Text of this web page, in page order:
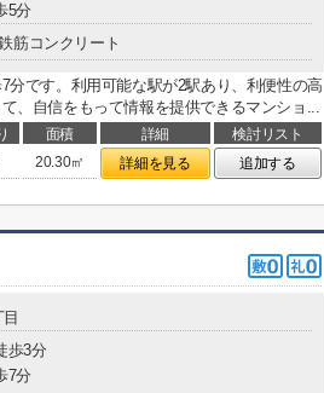
5分
筋コンクリート
分です。利用可能な駅が2駅あり、利便性の高
、自信をもって情報を提供できるマンショ...
面積 詳細
検討リスト
20.30㎡ 詳細を見る 追加する
目
歩3分
7分